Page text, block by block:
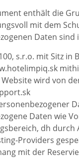
enthält die
mit dem
Daten sind
s.r.o. mit Sitz
wird von
Daten wie
dh
Providers
mit der